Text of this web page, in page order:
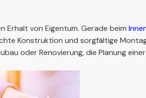
Erhalt von Eigentum. Gerade beim
Konstruktion und sorgfältige
oder Renovierung, die Planung